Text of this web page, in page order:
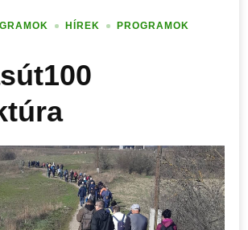
HÍREK PROGRAMOK